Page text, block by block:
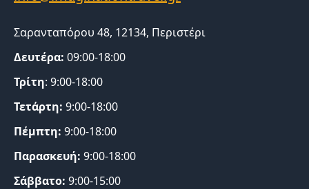
Σαρανταπόρου 48, 12134, Περιστέρι
Δευτέρα: 09:00-18:00
Τρίτη: 9:00-18:00
Τετάρτη: 9:00-18:00
Πέμπτη: 9:00-18:00
Παρασκευή: 9:00-18:00
Σάββατο: 9:00-15:00